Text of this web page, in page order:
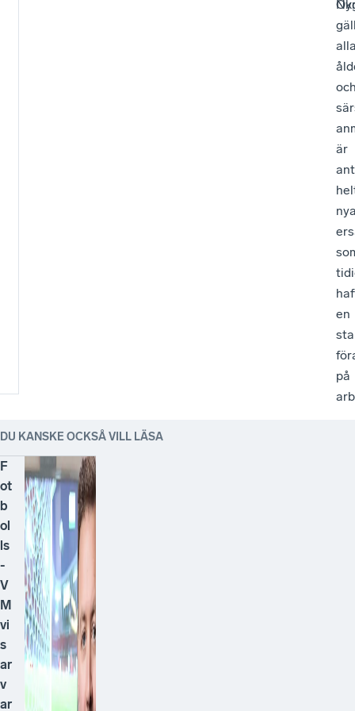
är
en
på
DU KANSKE OCKSÅ VILL LÄSA
F
ot
b
ol
ls
-
V
M
vi
s
ar
v
ar